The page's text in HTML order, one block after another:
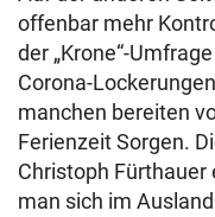
offenbar mehr
der „Krone“-
Corona-
manchen bereiten
Ferienzeit Sorgen.
Christoph Fürthauer
man sich im